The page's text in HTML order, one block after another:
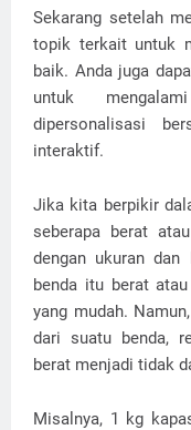
Sekarang setelah
topik terkait untuk
baik. Anda juga
untuk
dipersonalisasi
interaktif.
Jika kita berpikir
seberapa berat
dengan ukuran dan
benda itu berat
yang mudah.
dari suatu benda,
berat menjadi tidak
Misalnya, 1 kg